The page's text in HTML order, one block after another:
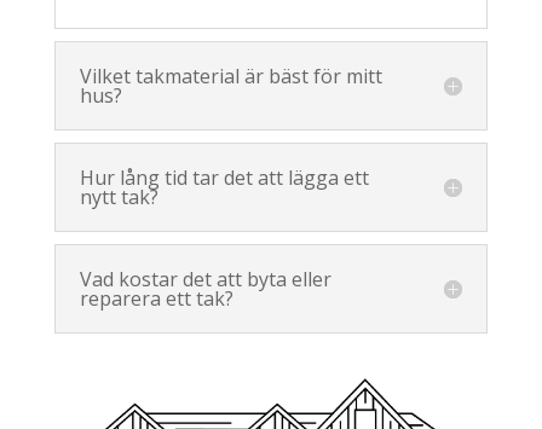
Vilket takmaterial är bäst för mitt
hus?
Hur lång tid tar det att lägga ett
nytt tak?
Vad kostar det att byta eller
reparera ett tak?